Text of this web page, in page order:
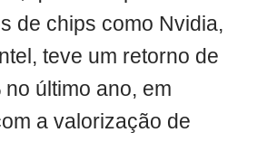
de chips como Nvidia,
teve um retorno de
último ano, em
a valorização de